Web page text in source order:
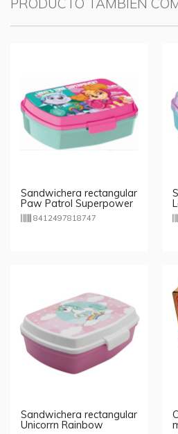
PRODUCTO TAMBIÉN
Sandwichera rectangular
Paw Patrol Superpower
Girls8412497818747
Sandwichera rectangular
Unicorrn Rainbow